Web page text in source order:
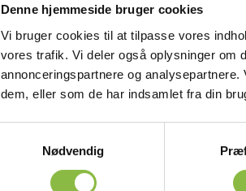
Denne hjemmeside bruger cookies
Vi bruger cookies til at tilpasse vores
vores trafik. Vi deler også oplysninger om
annonceringspartnere og
dem, eller som de har indsamlet fra din
Nødvendig
- Hos os har hver klasse sit eget lokale,